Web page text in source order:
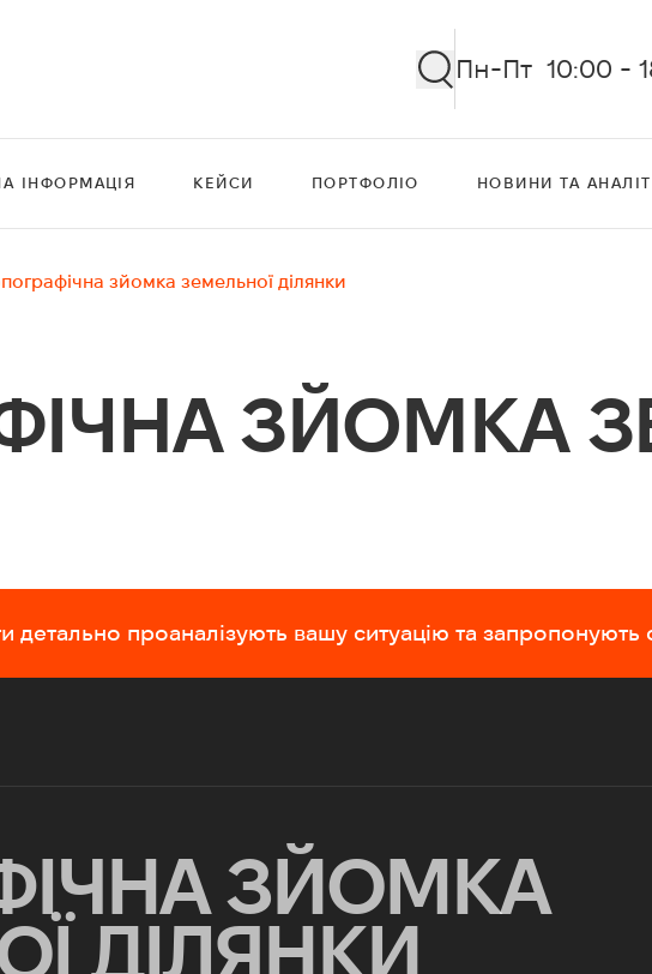
Пн-Пт 10:00 -
ІНФОРМАЦІЯ КЕЙСИ ПОРТФОЛІО НОВИНИ ТА
зйомка земельної ділянки
ЗЙОМКА
детально проаналізують вашу ситуацію та
ЗЙОМКА
ДІЛЯНКИ